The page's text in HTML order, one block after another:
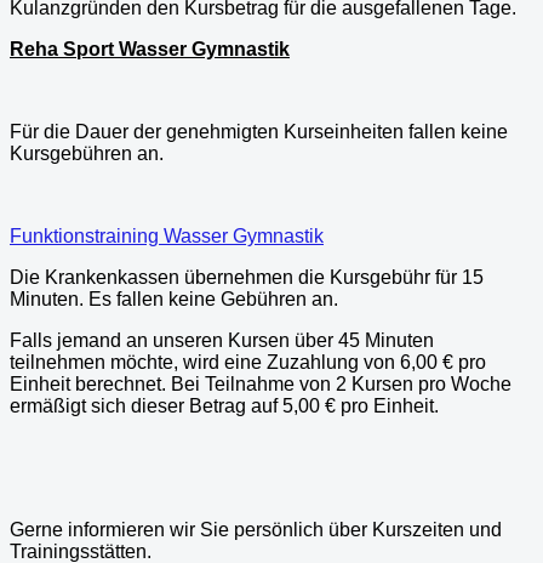
Kulanzgründen den Kursbetrag für die ausgefallenen Tage.
Reha Sport Wasser Gymnastik
Für die Dauer der genehmigten Kurseinheiten fallen keine
Kursgebühren an.
Funktionstraining Wasser Gymnastik
Die Krankenkassen übernehmen die Kursgebühr für 15
Minuten. Es fallen keine Gebühren an.
Falls jemand an unseren Kursen über 45 Minuten
teilnehmen möchte, wird eine Zuzahlung von 6,00 € pro
Einheit berechnet. Bei Teilnahme von 2 Kursen pro Woche
ermäßigt sich dieser Betrag auf 5,00 € pro Einheit.
Gerne informieren wir Sie persönlich über Kurszeiten und
Trainingsstätten.